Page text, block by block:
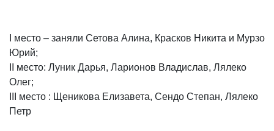
I место – заняли Сетова Алина, Красков Никита и Мурзо
Юрий;
II место: Луник Дарья, Ларионов Владислав, Лялеко
Олег;
III место : Щеникова Елизавета, Сендо Степан, Лялеко
Петр